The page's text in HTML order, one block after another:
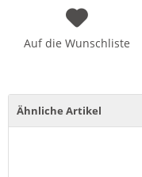
Auf die Wunschliste
Ähnliche Artikel